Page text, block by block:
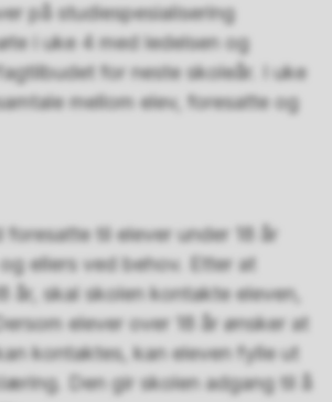
på studiespesialisering
i uke 4 med ledelsen og
for neste skoleår. I uke
mellom elev, foresatte og
foresatte til elever under 18 år
ellers ved behov. Etter at
år, skal skolen kontakte eleven,
elever over 18 år ønsker at
kontaktes, kan eleven fylle ut
Den gir skolen adgang til å